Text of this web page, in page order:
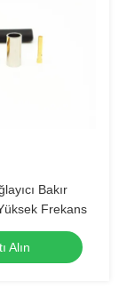
Bakır
Frekans
Alın